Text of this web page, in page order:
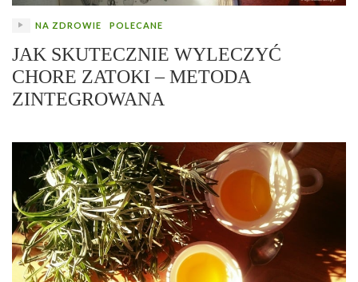
NA ZDROWIE POLECANE
JAK SKUTECZNIE WYLECZYĆ
CHORE ZATOKI – METODA
ZINTEGROWANA